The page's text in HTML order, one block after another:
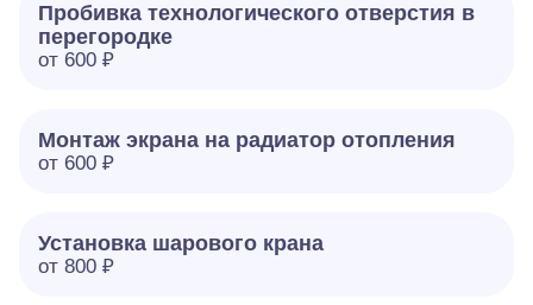
Пробивка технологического отверстия в
перегородке
от 600 ₽
Монтаж экрана на радиатор отопления
от 600 ₽
Установка шарового крана
от 800 ₽